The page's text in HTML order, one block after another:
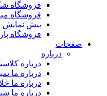
فروشگاه
فروشگاه
پیش نمایش
فروشگاه
صفحات
درباره
درباره
درباره ما
درباره ما
درباره ما